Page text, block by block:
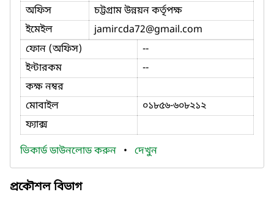
অফিস
চট্টগ্রাম উন্নয়ন কর্তৃপক্ষ
ইমেইল
jamircda72@gmail.com
ফোন (অফিস)
--
ইন্টারকম
--
কক্ষ নম্বর
মোবাইল
০১৮৫৬-৬০৮২১২
ফ্যাক্স
ভিকার্ড ডাউনলোড করুন • দেখুন
প্রকৌশল বিভাগ